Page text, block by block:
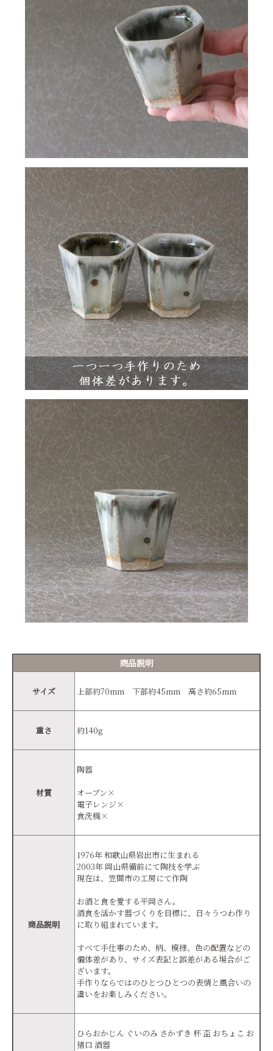
商品説明
サイズ 上部約70mm 下部約45mm 高さ約65mm
重さ 約140g
材質
陶器
オーブン×
電子レンジ×
食洗機×
商品説明
1976年 和歌山県岩出市に生まれる
2003年 岡山県備前にて陶技を学ぶ
現在は、笠間市の工房にて作陶
お酒と食を愛する平岡さん。
酒食を活かす器づくりを目標に、日々うつわ作り
に取り組まれています。
すべて手仕事のため、柄、模様、色の配置などの
個体差があり、サイズ表記と誤差がある場合がご
ざいます。
手作りならではのひとつひとつの表情と風合いの
違いをお楽しみください。
ひらおかじん ぐいのみ さかずき 杯 盃 おちょこ お
猪口 酒器